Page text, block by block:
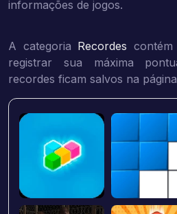
informações de jogos.
A categoria Recordes
registrar sua máxima
recordes ficam salvos na página